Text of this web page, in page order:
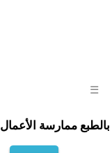
☰
بالطبع ممارسة